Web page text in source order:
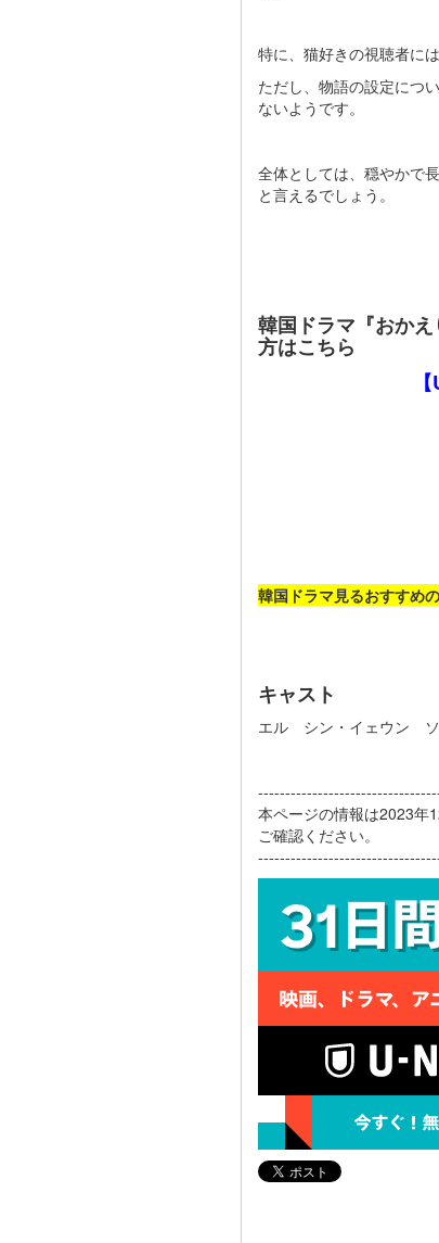
特に、猫好きの視聴者に
ただし、物語の設定につ
ないようです。
全体としては、穏やかで
と言えるでしょう。
韓国ドラマ『おか
方はこちら
韓国ドラマ見るおすすめ
キャスト
エル シン・イェウン
本ページの情報は2023年
ご確認ください。